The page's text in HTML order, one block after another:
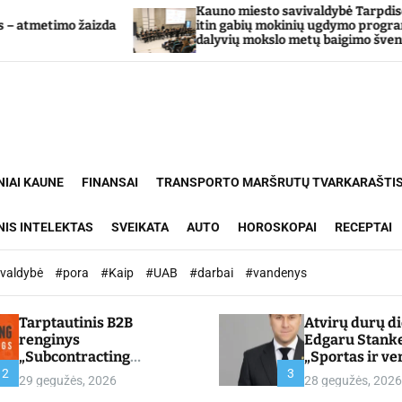
Kauno miesto savivaldybė Tarpdisciplininio
itin gabių mokinių ugdymo programos
dalyvių mokslo metų baigimo šventė
KAUNE FINANSAI TRANSPORTO MARŠRUTŲ
INTELEKTAS SVEIKATA AUTO HOROSKOPAI RECEPTAI
#pora #Kaip #UAB #darbai #vandenys
2
Tarptautinis B2B
renginys
„Subcontracting
Meetings 2026“ –
chamber.lt
29 gegužės, 2026 3
Atvirų durų
Edgaru
„Sportas ir
partnerystės,
kuria vertę“ –
28 gegužės, 2026